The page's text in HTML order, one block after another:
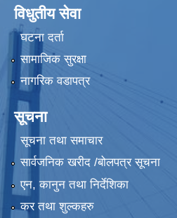
विधुतीय सेवा
घटना दर्ता
सामाजिक सुरक्षा
नागरिक वडापत्र
सूचना
सूचना तथा समाचार
सार्वजनिक खरीद /बोलपत्र सूचना
एन, कानुन तथा निर्देशिका
कर तथा शुल्कहरु